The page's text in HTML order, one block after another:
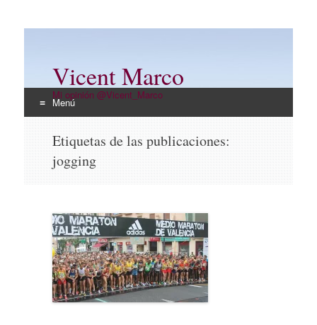
Vicent Marco
Mi opinión @Vicent_Marco
Menú
contenido
Etiquetas de las publicaciones:
jogging